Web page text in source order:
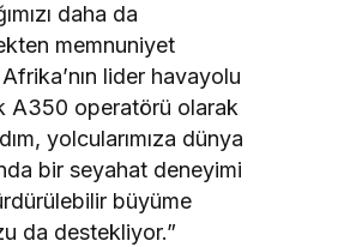
daha da
memnuniyet
lider havayolu
A350 operatörü olarak
yolcularımıza dünya
bir seyahat deneyimi
büyüme
da destekliyor.”